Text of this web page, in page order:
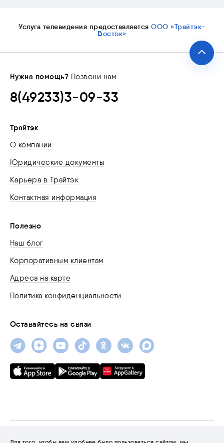
Услуга телевидения предоставляетсяООО «Трайтэк-
Восток»
Нужна помощь? Позвони нам
8(49233)3-09-33
Трайтэк
О компании
Юридические документы
Карьера в Трайтэк
Контактная информация
Полезно
Наш блог
Корпоративным клиентам
Адреса на карте
Политика конфиденциальности
Оставайтесь на связи
© 2001-2026 «Трайтэк»